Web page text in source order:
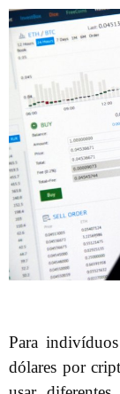
Para
dólares por